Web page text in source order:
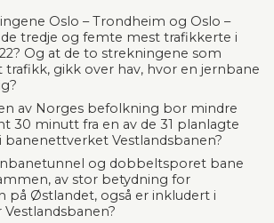
Oslo – Trondheim og Oslo –
tredje og femte mest trafikkerte i
Og at de to strekningene som
trafikk, gikk over hav, hvor en jernbane
av Norges befolkning bor mindre
30 minutt fra en av de 31 planlagte
banenettverket Vestlandsbanen?
og dobbeltsporet bane
av stor betydning for
på Østlandet, også er inkludert i